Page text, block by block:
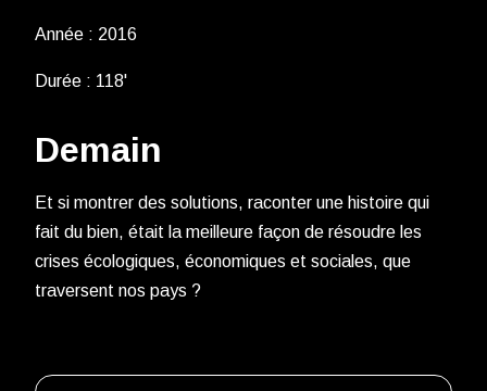
Année : 2016
Durée : 118'
Demain
Et si montrer des solutions, raconter une histoire qui
fait du bien, était la meilleure façon de résoudre les
crises écologiques, économiques et sociales, que
traversent nos pays ?